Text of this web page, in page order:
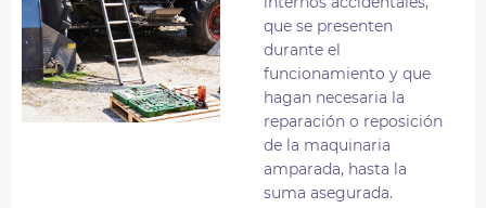
que se presenten
durante el
funcionamiento y que
hagan necesaria la
reparación o reposición
de la maquinaria
amparada, hasta la
suma asegurada.